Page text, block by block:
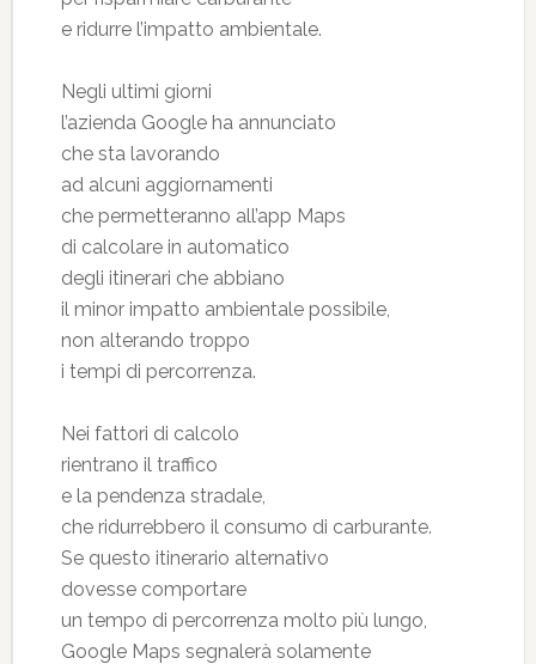
e ridurre l’impatto ambientale.
Negli ultimi giorni
l’azienda Google ha annunciato
che sta lavorando
ad alcuni aggiornamenti
che permetteranno all’app Maps
di calcolare in automatico
degli itinerari che abbiano
il minor impatto ambientale possibile,
non alterando troppo
i tempi di percorrenza.
Nei fattori di calcolo
rientrano il traffico
e la pendenza stradale,
che ridurrebbero il consumo di carburante.
Se questo itinerario alternativo
dovesse comportare
un tempo di percorrenza molto più lungo,
Google Maps segnalerà solamente